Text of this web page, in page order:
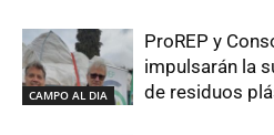
CAMPO AL DIA
ProREP y
impulsarán la
de residuos